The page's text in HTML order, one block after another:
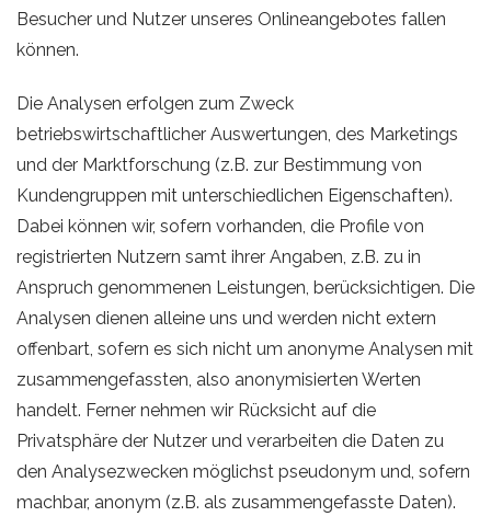
Besucher und Nutzer unseres Onlineangebotes fallen
können.
Die Analysen erfolgen zum Zweck
betriebswirtschaftlicher Auswertungen, des Marketings
und der Marktforschung (z.B. zur Bestimmung von
Kundengruppen mit unterschiedlichen Eigenschaften).
Dabei können wir, sofern vorhanden, die Profile von
registrierten Nutzern samt ihrer Angaben, z.B. zu in
Anspruch genommenen Leistungen, berücksichtigen. Die
Analysen dienen alleine uns und werden nicht extern
offenbart, sofern es sich nicht um anonyme Analysen mit
zusammengefassten, also anonymisierten Werten
handelt. Ferner nehmen wir Rücksicht auf die
Privatsphäre der Nutzer und verarbeiten die Daten zu
den Analysezwecken möglichst pseudonym und, sofern
machbar, anonym (z.B. als zusammengefasste Daten).